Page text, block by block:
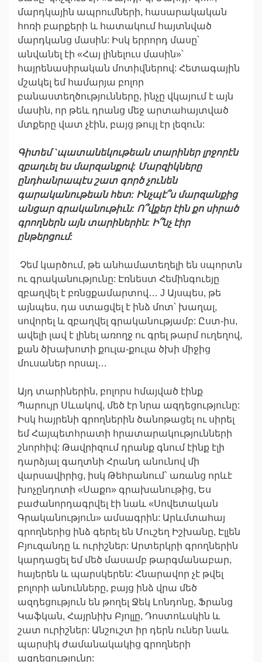
մարդկային ապրումների, հասարակական
հոռի բարքերի և հատակում հայտնված
մարդկանց մասին: Իսկ երրորդ մասը՝
անվանել էի «Հայ լինելուս մասին»՝
հայրենասիրական մոտիվներով: Հետագային
մշակել եմ համարյա բոլոր
բանաստեղծությունները, ինչը վկայում է այն
մասին, որ թեև դրանց մեջ արտահայտված
մտքերը վատ չէին, բայց թույլ էր լեզուն:
Գիտեմ`պատանեկութեան տարիներ լրջորէն
զբաղւել ես մարզանքով: Մարզիկները
ընդհանրապէս շատ գործ չունեն
գարականութեան հետ: Ինչպէ՞ս մարզանքից
անցար գրականութիւն: Ո՞վքեր էին քո սիրած
գրողներն այն տարիներին: Ի՞նչ էիր
ընթերցում:
Չեմ կարծում, թե անհամատեղելի են սպորտն
ու գրականությունը: Էռնեստ Հեմինգուեյը
զբաղվել է բռնցքամարտով… J Այսպես, թե
այնպես, դա ստացվել է ինձ մոտ՝ խաղալ,
սովորել և զբաղվել գրականությամբ: Ըստ-իս,
ավելի լավ է լինել առողջ ու գրել թարմ ուղեղով,
քան ծխախոտի քուլա-քուլա ծխի միջից
մուսաներ որսալ…
Այդ տարիներին, բոլորս հմայված էինք
Պարույր Սևակով, մեծ էր նրա ազդեցությունը:
Իսկ հայրենի գրողներին ծանոթացել ու սիրել
եմ Հայպետհրատի հրատարակությունների
շնորհիվ: Թավրիզում դրանք գնում էինք էլի
դարձյալ գաղտնի Հրանդ անունով մի
վարսավիրից, իսկ Թեհրանում` առանց որևէ
խոչընդոտի «Սաքո» գրախանութից, Ես
բաժանորդագրվել էի նաև «Սովետական
Գրականություն» ամսագրին: Արևմտահայ
գրողներից ինձ գերել են Մուշեղ Իշխանը, Էլլեն
Բյուզանդը և ուրիշներ: Արտերկրի գրողներին
կարդացել եմ մեծ մասամբ թարգմանաբար,
հայերեն և պարսկերեն: Հնարավոր չէ թվել
բոլորի անունները, բայց ինձ վրա մեծ
ազդեցություն են թողել Ջեկ Լոնդոնը, Ֆրանց
Կաֆկան, Հայրնիխ Բյոլլը, Դոստոևսկին և
շատ ուրիշներ: Անշուշտ իր դերն ուներ նաև
պարսիկ ժամանակակից գրողների
ազդեցությունը: